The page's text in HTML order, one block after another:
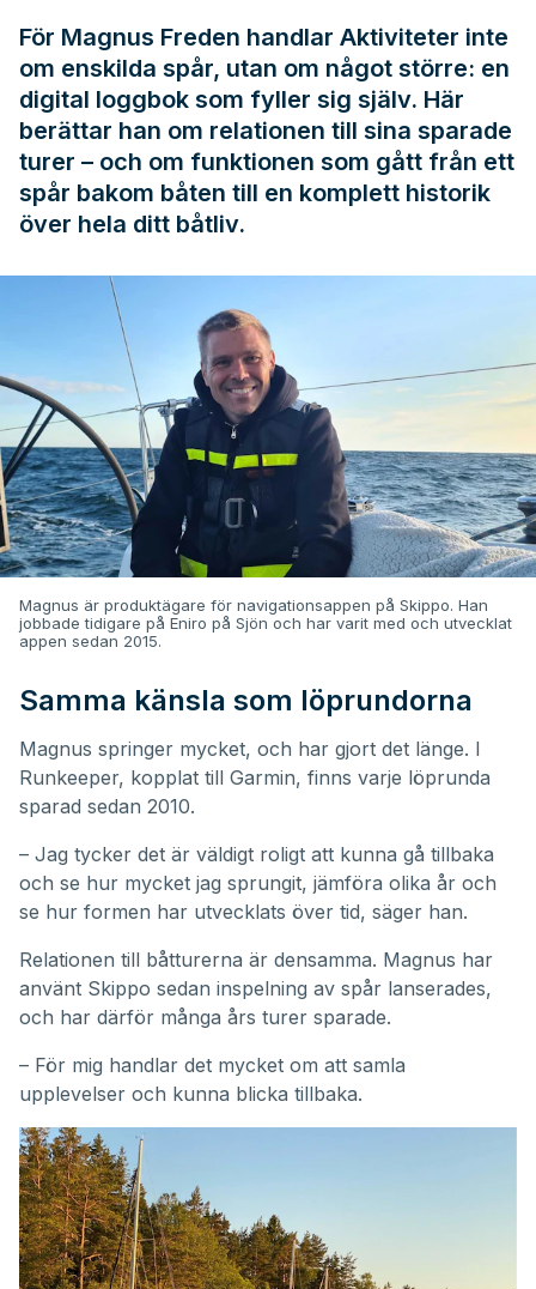
För Magnus Freden handlar Aktiviteter inte
om enskilda spår, utan om något större: en
digital loggbok som fyller sig själv. Här
berättar han om relationen till sina sparade
turer – och om funktionen som gått från ett
spår bakom båten till en komplett historik
över hela ditt båtliv.
Magnus är produktägare för navigationsappen på Skippo. Han
jobbade tidigare på Eniro på Sjön och har varit med och utvecklat
appen sedan 2015.
Samma känsla som löprundorna
Magnus springer mycket, och har gjort det länge. I
Runkeeper, kopplat till Garmin, finns varje löprunda
sparad sedan 2010.
– Jag tycker det är väldigt roligt att kunna gå tillbaka
och se hur mycket jag sprungit, jämföra olika år och
se hur formen har utvecklats över tid, säger han.
Relationen till båtturerna är densamma. Magnus har
använt Skippo sedan inspelning av spår lanserades,
och har därför många års turer sparade.
– För mig handlar det mycket om att samla
upplevelser och kunna blicka tillbaka.